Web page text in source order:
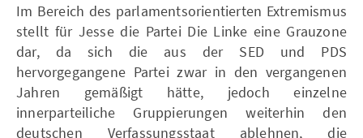
Im Bereich des parlamentsorientierten Extremismus
stellt für Jesse die Partei Die Linke eine Grauzone
dar, da sich die aus der SED und PDS
hervorgegangene Partei zwar in den vergangenen
Jahren gemäßigt hätte, jedoch einzelne
innerparteiliche Gruppierungen weiterhin den
deutschen Verfassungsstaat ablehnen, die